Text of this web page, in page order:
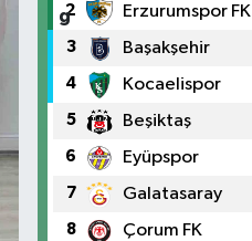
2 Erzurumspor FK
3 Başakşehir
4 Kocaelispor
5 Beşiktaş
6 Eyüpspor
7 Galatasaray
8 Çorum FK